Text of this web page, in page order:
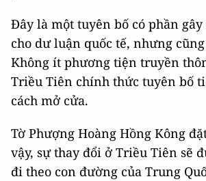
Đây là một tuyên bố có phần
cho dư luận quốc tế, nhưng
Không ít phương tiện truyền
Triều Tiên chính thức tuyên bố
cách mở cửa.
Tờ Phượng Hoàng Hồng Kông
vậy, sự thay đổi ở Triều Tiên sẽ
đi theo con đường của Trung